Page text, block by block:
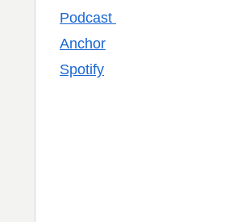
Podcast
Anchor
Spotify